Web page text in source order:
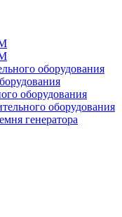
оборудования
оборудования
оборудования
генератора